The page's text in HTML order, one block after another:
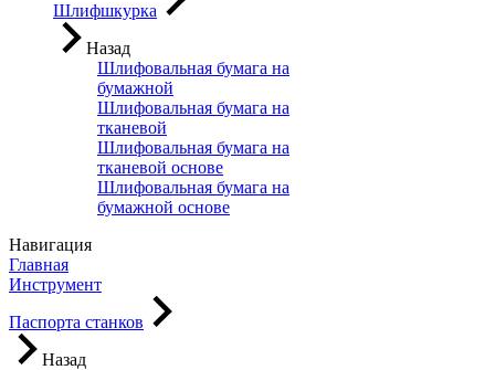
Шлифшкурка
Назад
Шлифовальная бумага на
бумажной
Шлифовальная бумага на
тканевой
Шлифовальная бумага на
тканевой основе
Шлифовальная бумага на
бумажной основе
Навигация
Главная
Инструмент
Паспорта станков
Назад